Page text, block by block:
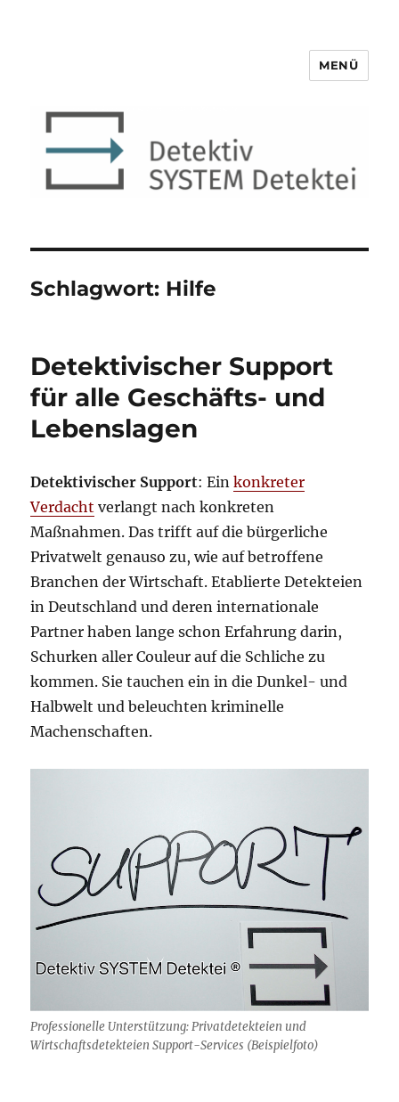
Detektiv SYSTEM Detektei ®
MENÜ
Schlagwort: Hilfe
Detektivischer Support
für alle Geschäfts- und
Lebenslagen
Detektivischer Support: Einkonkreter
Verdacht verlangt nach konkreten
Maßnahmen. Das trifft auf die bürgerliche
Privatwelt genauso zu, wie auf betroffene
Branchen der Wirtschaft. Etablierte Detekteien
in Deutschland und deren internationale
Partner haben lange schon Erfahrung darin,
Schurken aller Couleur auf die Schliche zu
kommen. Sie tauchen ein in die Dunkel- und
Halbwelt und beleuchten kriminelle
Machenschaften.
Professionelle Unterstützung: Privatdetekteien und
Wirtschaftsdetekteien Support-Services (Beispielfoto)